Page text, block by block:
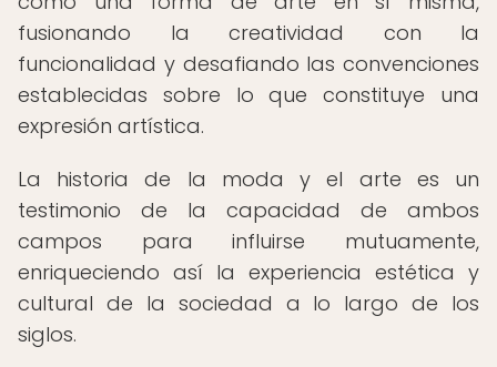
fusionando la creatividad con la
funcionalidad y desafiando las convenciones
establecidas sobre lo que constituye una
expresión artística.
La historia de la moda y el arte es un
testimonio de la capacidad de ambos
campos para influirse mutuamente,
enriqueciendo así la experiencia estética y
cultural de la sociedad a lo largo de los
siglos.